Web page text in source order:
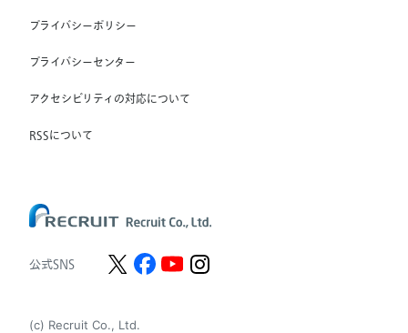
Unique NV
Staffmark Group, LLC
The CSI Companies, Inc.
(c) Recruit Co., Ltd.
公式SNS
プライバシーポリシー
プライバシーセンター
アクセシビリティの対応について
RSSについて